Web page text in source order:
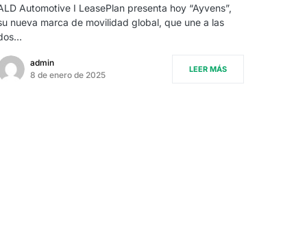
Automotive I LeasePlan presenta hoy “Ayvens”,
nueva marca de movilidad global, que une a las
admin
8 de enero de 2025
LEER MÁS